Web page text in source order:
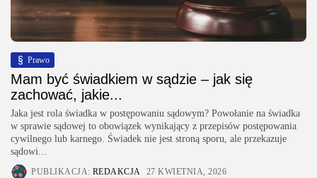
Prawo
Mam być świadkiem w sądzie – jak się
zachować, jakie...
Jaka jest rola świadka w postępowaniu sądowym? Powołanie na świadka
w sprawie sądowej to obowiązek wynikający z przepisów postępowania
cywilnego lub karnego. Świadek nie jest stroną sporu, ale przekazuje
sądowi...
PUBLIKACJA: REDAKCJA 27 KWIETNIA, 2026